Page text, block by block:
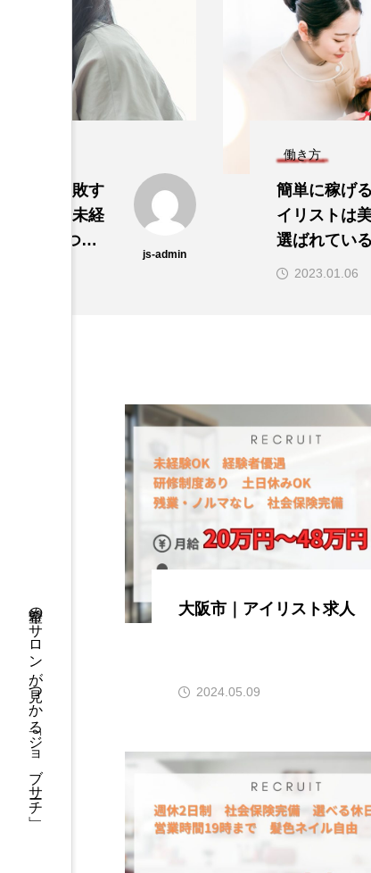
希望のサロンが見つかる「ジョブサーチ」
簡単に稼げる？ なぜア
イリストは美容師よりも
選ばれているのか！
大阪市｜アイリスト求人
2024.05.09